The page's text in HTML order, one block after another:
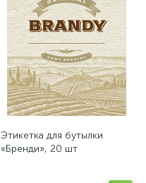
Этикетка для бутылки
«Бренди», 20 шт